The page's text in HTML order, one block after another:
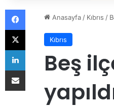
Anasayfa / Kıbrıs /
Kıbrıs
Beş